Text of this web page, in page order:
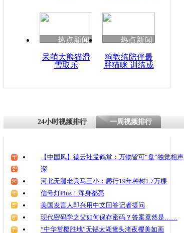
热点新闻
呆萌大熊猫滑
雪取乐
热点新闻
狗教练陪伴最
胖猫咪 训练成
24小时视频排行 一周视频排行
【中国风】德云社孟鹤堂：万物皆可“盘”独觉相声
深
河北无腿老兵马三小：爬行19年种树1.7万棵
信号灯Plus！浑身都亮
美国发言人即兴用中文回答记者提问
现代密码学之父如何保存密码？答案竟然是……
“中华赏樱胜地”无锡太湖鼋头渚夜樱美如画